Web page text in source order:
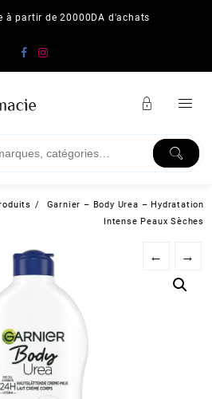
à partir de 20000DA d'achats
Garnier – Body Urea – Hydratation
Intense Peaux Sèches
← →